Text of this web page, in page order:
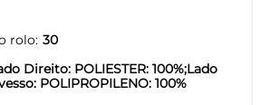
rolo 30
Direito: POLIESTER: 100%;Lado
POLIPROPILENO: 100%